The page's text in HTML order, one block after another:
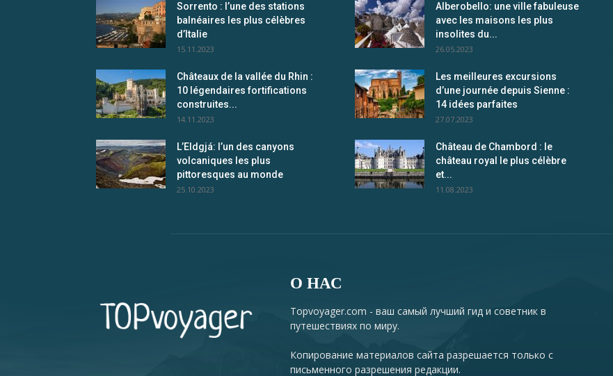
Sorrento : l’une des stations
balnéaires les plus célèbres
d’Italie
15.11.2023
Châteaux de la vallée du Rhin :
10 légendaires fortifications
construites...
14.11.2023
L’Eldgjá: l’un des canyons
volcaniques les plus
pittoresques au monde
25.10.2023
Alberobello: une ville fabuleuse
avec les maisons les plus
insolites du...
26.05.2023
Les meilleures excursions
d’une journée depuis Sienne :
14 idées parfaites
27.07.2023
Château de Chambord : le
château royal le plus célèbre
et...
11.08.2023
О НАС
Topvoyager.com - ваш самый лучший гид и советник в
путешествиях по миру.
Копирование материалов сайта разрешается только с
письменного разрешения редакции.